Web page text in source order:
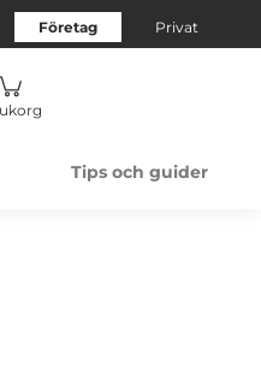
Företag Privat
Tips och guider